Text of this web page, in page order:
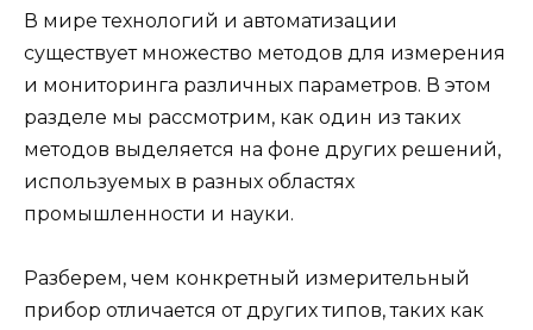
В мире технологий и автоматизации
существует множество методов для измерения
и мониторинга различных параметров. В этом
разделе мы рассмотрим, как один из таких
методов выделяется на фоне других решений,
используемых в разных областях
промышленности и науки.
Разберем, чем конкретный измерительный
прибор отличается от других типов, таких как